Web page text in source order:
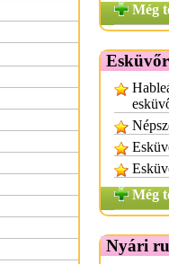
Még
Még
Nyári